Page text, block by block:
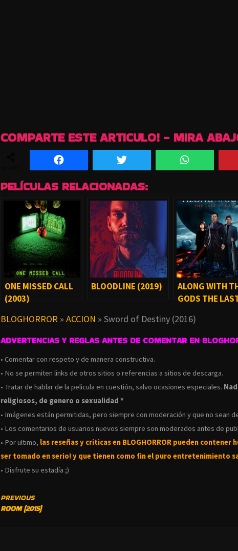
COMPARTE ESTE ARTICULO! - MIRA
PELÍCULAS RELACIONADAS:
ONE MISSED CALL
(2003)
BLOODLINE (2019)
ALONG WITH
GODS THE
BLOGHORROR » ACCION » Sword of Destiny (2016)
ADVERTENCIAS Y REGLAS ANTES DE COMENTAR EN
• Comentar con respeto y de manera constructiva.
• No se permiten links de otros sitios o referencias a sitios de descarga.
• Tratar de hablar de la pelicula en cuestión, salvo ocasiones especiales.
religiosos, de genero o sexualidad *
• Imágenes están permitidas, pero siempre con moderación y que no sean
• Los comentarios de usuarios nuevos siempre son moderados antes de
• Por ultimo, las reseñas y criticas en BLOGHORROR pueden contener
ser tomado en serio! y que tienen como fin el puro entretenimiento
• Disfrute su estadía ;)
CONTINUE
READING
PREVIOUS
ROOM (2015)